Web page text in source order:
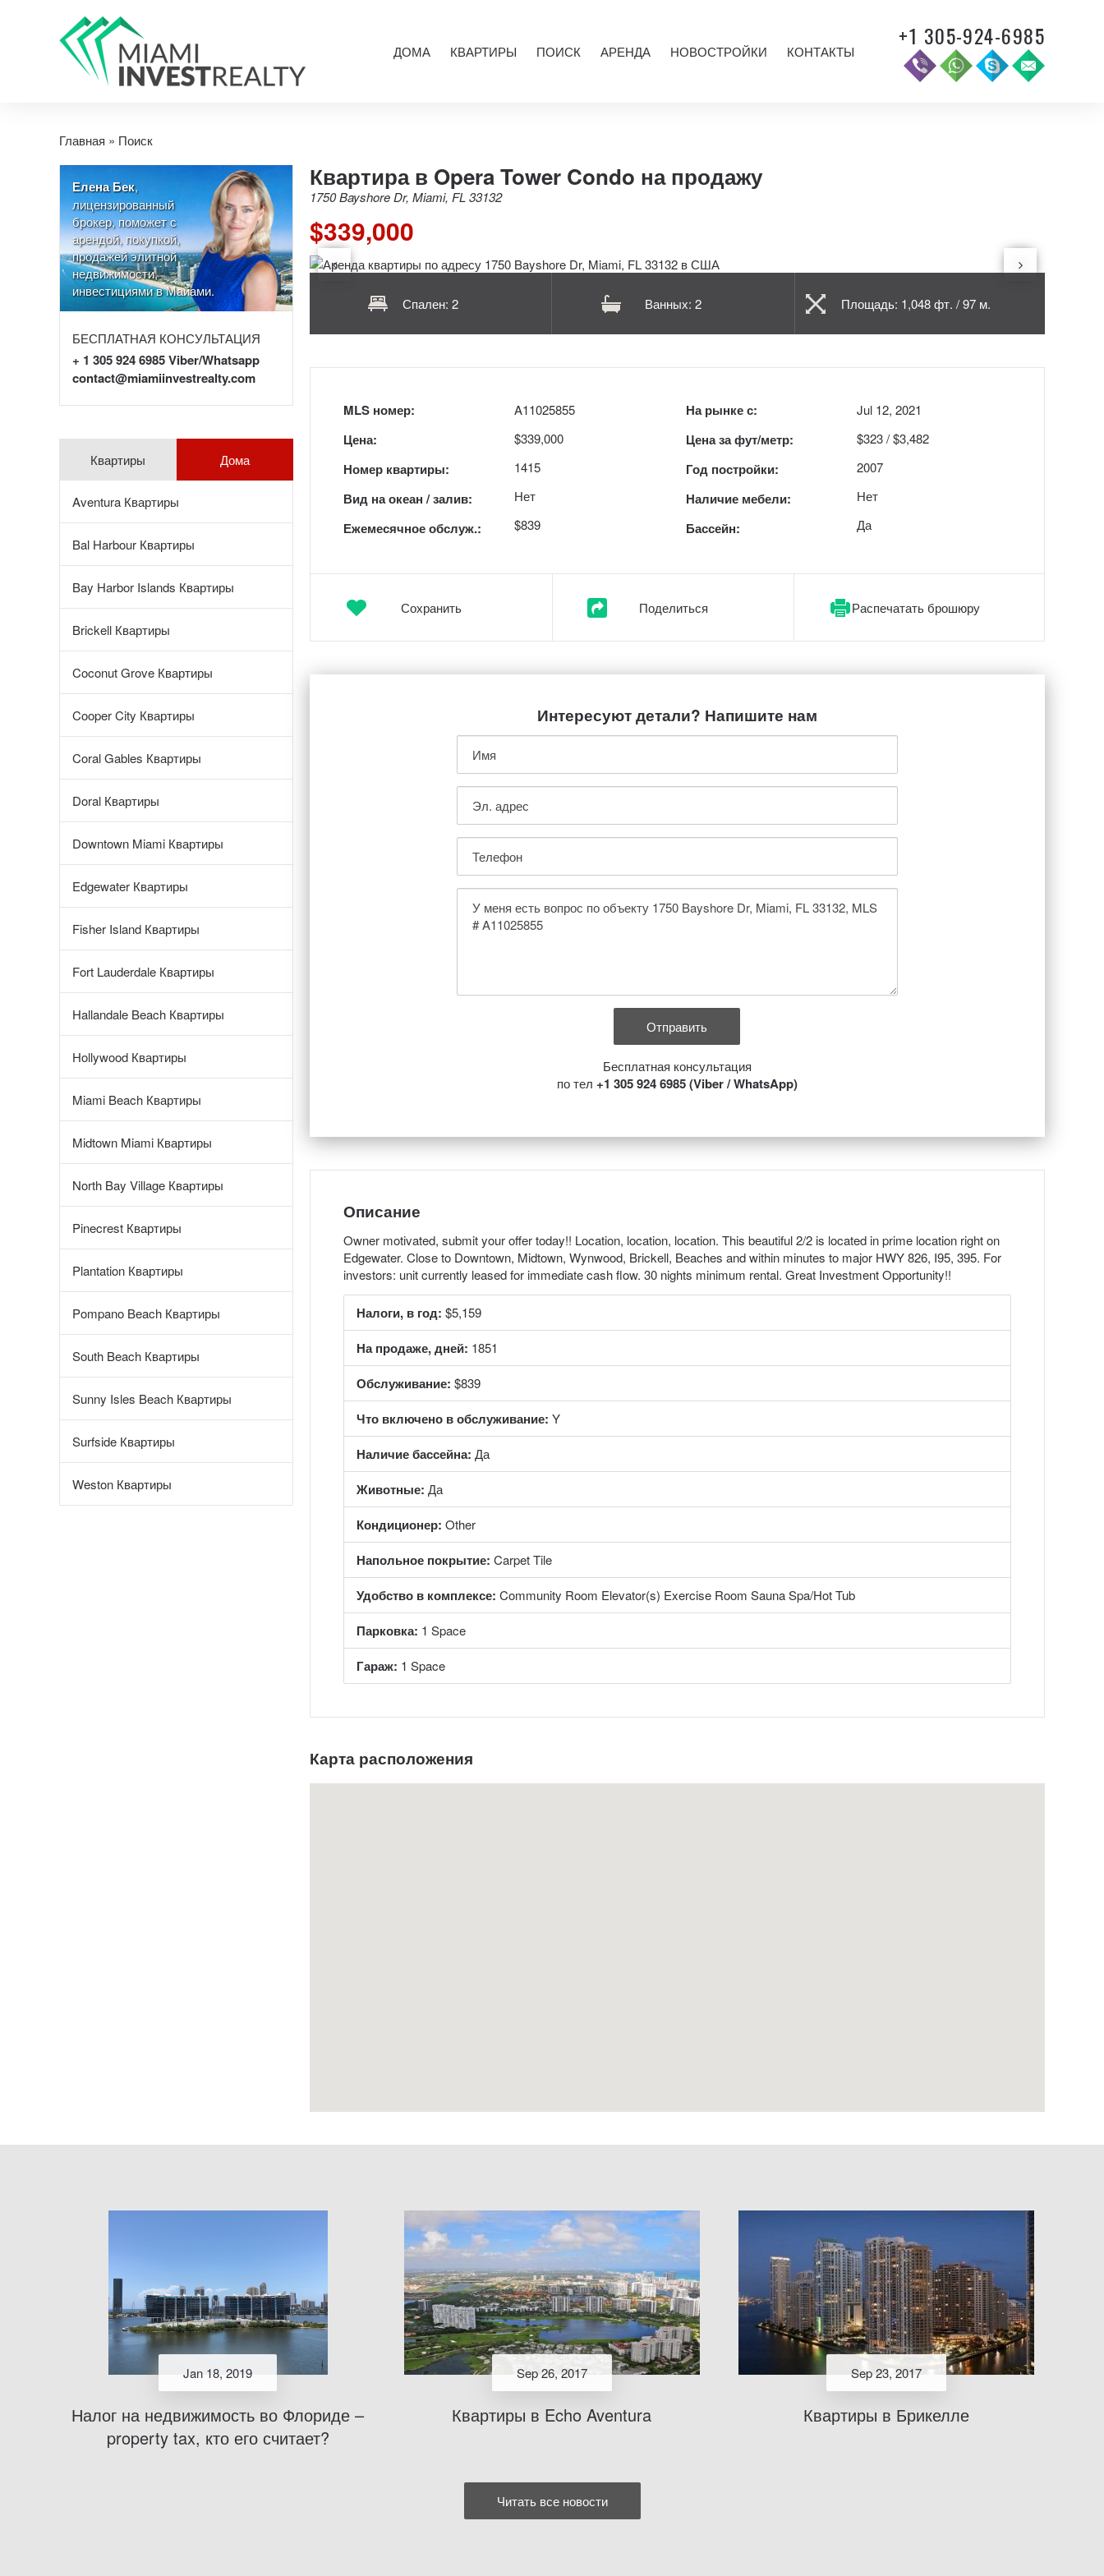
ДОМА КВАРТИРЫ ПОИСК АРЕНДА НОВОСТРОЙКИ КОНТАКТЫ
+1 305-924-6985
Главная » Поиск
Елена Бек,
лицензированный
брокер, поможет с
арендой, покупкой,
продажей элитной
недвижимости,
инвестициями в Майами.
БЕСПЛАТНАЯ КОНСУЛЬТАЦИЯ
+ 1 305 924 6985 Viber/Whatsapp
contact@miamiinvestrealty.com
Квартиры
Aventura Квартиры
Bal Harbour Квартиры
Bay Harbor Islands Квартиры
Brickell Квартиры
Coconut Grove Квартиры
Cooper City Квартиры
Coral Gables Квартиры
Doral Квартиры
Downtown Miami Квартиры
Edgewater Квартиры
Fisher Island Квартиры
Fort Lauderdale Квартиры
Hallandale Beach Квартиры
Hollywood Квартиры
Miami Beach Квартиры
Midtown Miami Квартиры
North Bay Village Квартиры
Pinecrest Квартиры
Plantation Квартиры
Pompano Beach Квартиры
South Beach Квартиры
Sunny Isles Beach Квартиры
Surfside Квартиры
Weston Квартиры
Дома
Квартира в Opera Tower Condo на продажу
1750 Bayshore Dr, Miami, FL 33132
$339,000
Спален: 2 Ванных: 2 Площадь: 1,048 фт. / 97 м.
MLS номер:
Цена:
Номер квартиры:
Вид на океан / залив:
Ежемесячное обслуж.:
A11025855
$339,000
1415
Нет
$839
На рынке с:
Цена за фут/метр:
Год постройки:
Наличие мебели:
Бассейн:
Jul 12, 2021
$323 / $3,482
2007
Нет
Да
Сохранить Поделиться Распечатать брошюру
Интересуют детали? Напишите нам
Бесплатная консультация
по тел +1 305 924 6985 (Viber / WhatsApp)
Описание
Owner motivated, submit your offer today!! Location, location, location. This beautiful 2/2 is located in prime location right on
Edgewater. Close to Downtown, Midtown, Wynwood, Brickell, Beaches and within minutes to major HWY 826, I95, 395. For
investors: unit currently leased for immediate cash flow. 30 nights minimum rental. Great Investment Opportunity!!
Налоги, в год: $5,159
На продаже, дней: 1851
Обслуживание: $839
Что включено в обслуживание: Y
Наличие бассейна: Да
Животные: Да
Кондиционер: Other
Напольное покрытие: Carpet Tile
Удобство в комплексе: Community Room Elevator(s) Exercise Room Sauna Spa/Hot Tub
Парковка: 1 Space
Гараж: 1 Space
Карта расположения
Jan 18, 2019
Налог на недвижимость во Флориде –
property tax, кто его считает?
Sep 26, 2017
Квартиры в Echo Aventura
Sep 23, 2017
Квартиры в Брикелле
Читать все новости